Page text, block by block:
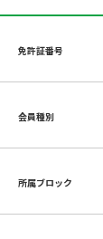
免許証番号
会員種別
所属ブロック